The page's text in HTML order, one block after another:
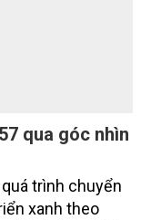
qua góc nhìn
trình chuyển
xanh theo